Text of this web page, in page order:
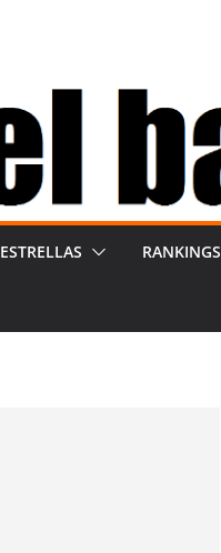
ESTRELLAS RANKINGS